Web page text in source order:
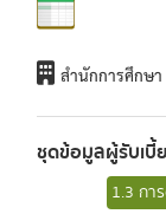
สำนักการศึกษา
ชุดข้อมูลผู้รับเ
1.3 กา